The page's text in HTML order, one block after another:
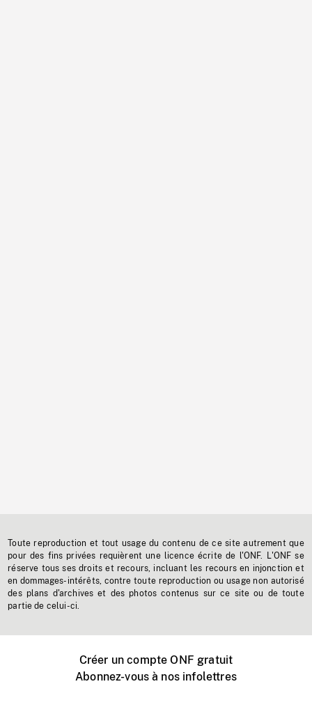
Toute reproduction et tout usage du contenu de ce site autrement que
pour des fins privées requièrent une licence écrite de l'ONF. L'ONF se
réserve tous ses droits et recours, incluant les recours en injonction et
en dommages-intérêts, contre toute reproduction ou usage non autorisé
des plans d'archives et des photos contenus sur ce site ou de toute
partie de celui-ci.
Créer un compte ONF gratuit
Abonnez-vous à nos infolettres